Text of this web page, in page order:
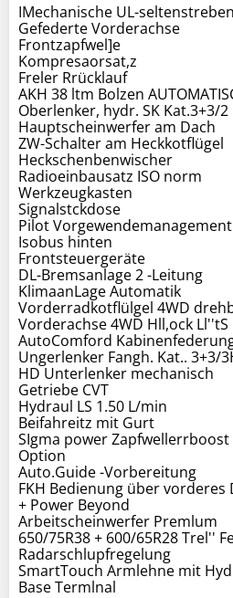
IMechanische UL-seltenstreben
Gefederte Vorderachse
Frontzapfwel]e
Kompresaorsat,z
Freler Rrücklauf
AKH 38 ltm Bolzen
Oberlenker, hydr. SK Kat.3+3/2
Hauptscheinwerfer am Dach
ZW-Schalter am Heckkotflügel
Heckschenbenwischer
Radioeinbausatz ISO norm
Werkzeugkasten
Signalstckdose
Pilot Vorgewendemanagement
Isobus hinten
Frontsteuergeräte
DL-Bremsanlage 2 -Leitung
KlimaanLage Automatik
Vorderradkotflülgel 4WD
Vorderachse 4WD Hll,ock Ll''tS
AutoComford
Ungerlenker Fangh. Kat.. 3+3/
HD Unterlenker mechanisch
Getriebe CVT
Hydraul LS 1.50 L/min
Beifahreitz mit Gurt
SIgma power
Option
Auto.Guide -Vorbereitung
FKH Bedienung über vorderes
+ Power Beyond
Arbeitscheinwerfer Premlum
650/75R38 + 600/65R28 Trel''
Radarschlupfregelung
SmartTouch Armlehne mit
Base Termlnal